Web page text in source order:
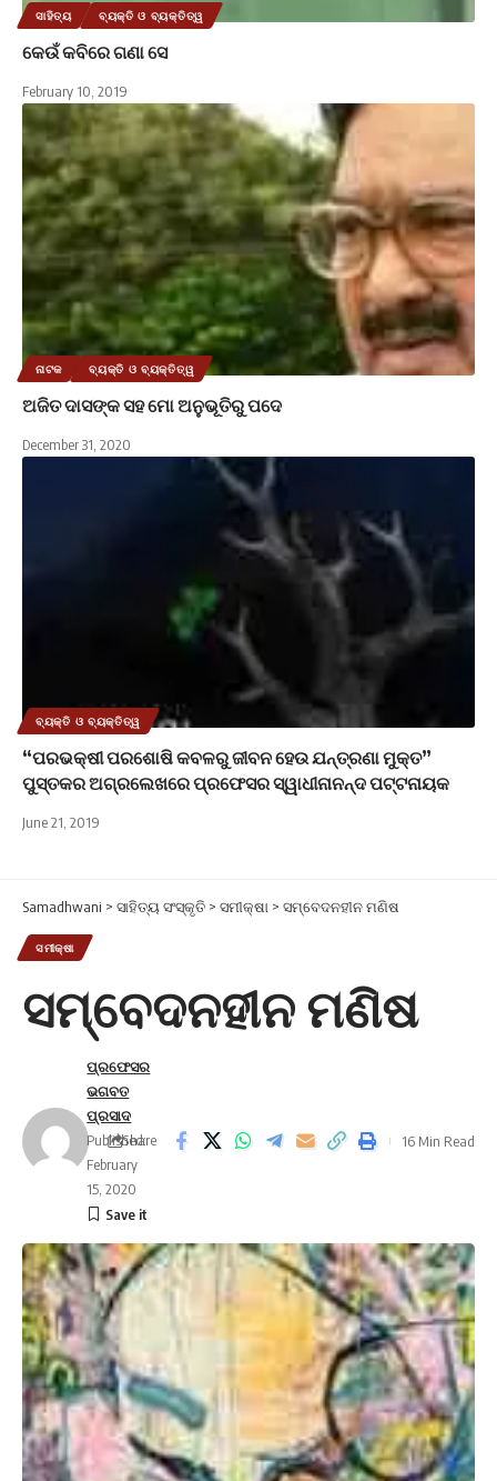
ସାହିତ୍ୟ ବ୍ୟକ୍ତି ଓ ବ୍ୟକ୍ତିତ୍ୱ
କେଉଁ କବିରେ ଗଣା ସେ
February 10, 2019
ନାଟକ ବ୍ୟକ୍ତି ଓ ବ୍ୟକ୍ତିତ୍ୱ
ଅଜିତ ଦାସଙ୍କ ସହ ମୋ ଅନୁଭୂତିରୁ ପଦେ
December 31, 2020
ବ୍ୟକ୍ତି ଓ ବ୍ୟକ୍ତିତ୍ୱ
“ପରଭକ୍ଷୀ ପରଶୋଷି କବଳରୁ ଜୀବନ ହେଉ ଯନ୍ତ୍ରଣା ମୁକ୍ତ”
ପୁସ୍ତକର ଅଗ୍ରଲେଖରେ ପ୍ରଫେସର ସ୍ୱାଧୀନାନନ୍ଦ ପଟ୍ଟନାୟକ
June 21, 2019
Samadhwani > ସାହିତ୍ୟ ସଂସ୍କୃତି > ସମୀକ୍ଷା > ସମ୍ବେଦନହୀନ ମଣିଷ
ସମୀକ୍ଷା
ସମ୍ବେଦନହୀନ ମଣିଷ
ପ୍ରଫେସର
ଭଗବତ
ପ୍ରସାଦ
Published:
February
15, 2020
Share 16 Min Read